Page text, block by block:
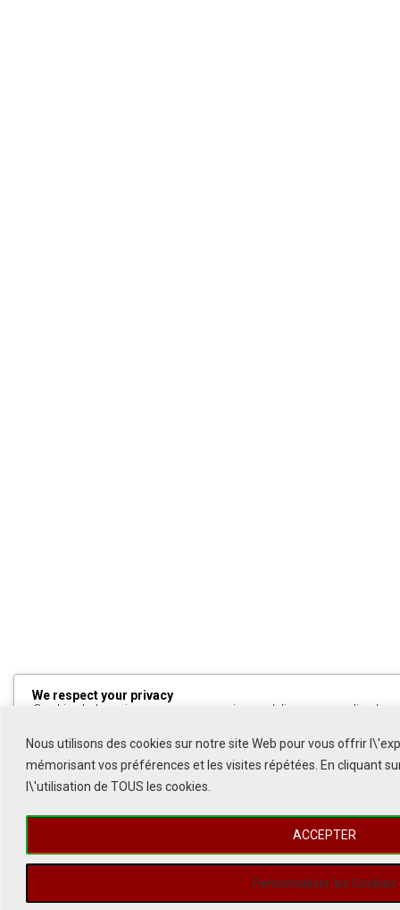
Nous utilisons des cookies sur notre site Web pour vous offrir
mémorisant vos préférences et les visites répétées. En cliquant
l\'utilisation de TOUS les cookies.
Personnaliser les Cookies
ACCEPTER
We respect your privacy
Cookies help us improve your experience, deliver personalized
Allto decline non-essential cookies.
Reject All
Powered by